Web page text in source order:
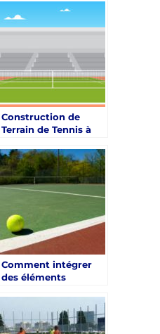
la construction d’un
court de tennis à
Nice?
Construction de
Terrain de Tennis à
Délais Moyens
Comment intégrer
des éléments
court de tennis à
Nice ?